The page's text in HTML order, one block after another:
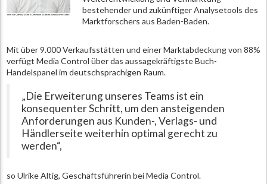
bestehender und zukünftiger Analysetools des
Marktforschers aus Baden-Baden.
Mit über 9.000 Verkaufsstätten und einer Marktabdeckung von 88%
verfügt Media Control über das aussagekräftigste Buch-
Handelspanel im deutschsprachigen Raum.
„Die Erweiterung unseres Teams ist ein
konsequenter Schritt, um den ansteigenden
Anforderungen aus Kunden-, Verlags- und
Händlerseite weiterhin optimal gerecht zu
werden“,
so Ulrike Altig, Geschäftsführerin bei Media Control.